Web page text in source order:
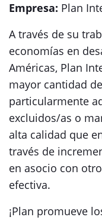
Empresa: Plan
A través de su
economías en
Américas, Plan
mayor cantidad
particularmente
excluidos/as o
alta calidad que
través de
en asocio con
efectiva.
¡Plan promueve